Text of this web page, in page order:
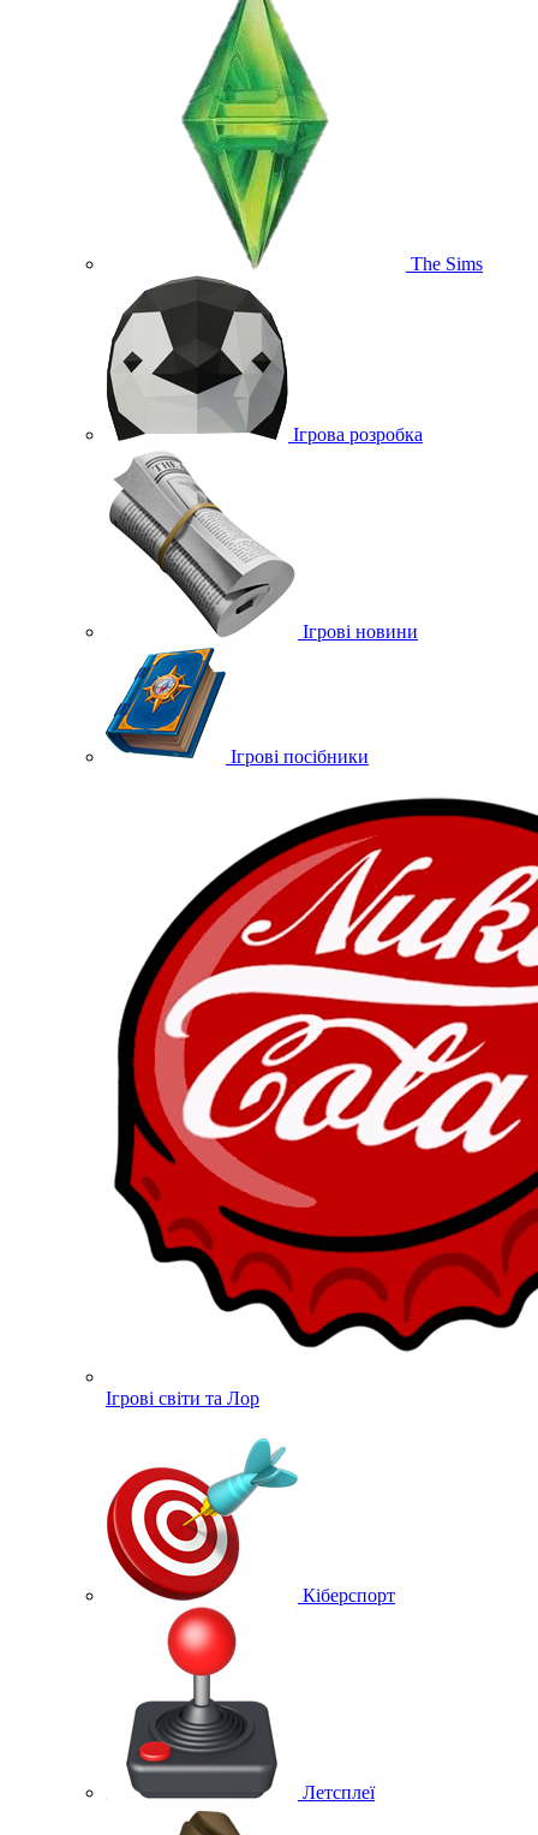
The Sims
Ігрова розробка
Ігрові новини
Ігрові посібники
Ігрові світи та Лор
Кіберспорт
Летсплеї